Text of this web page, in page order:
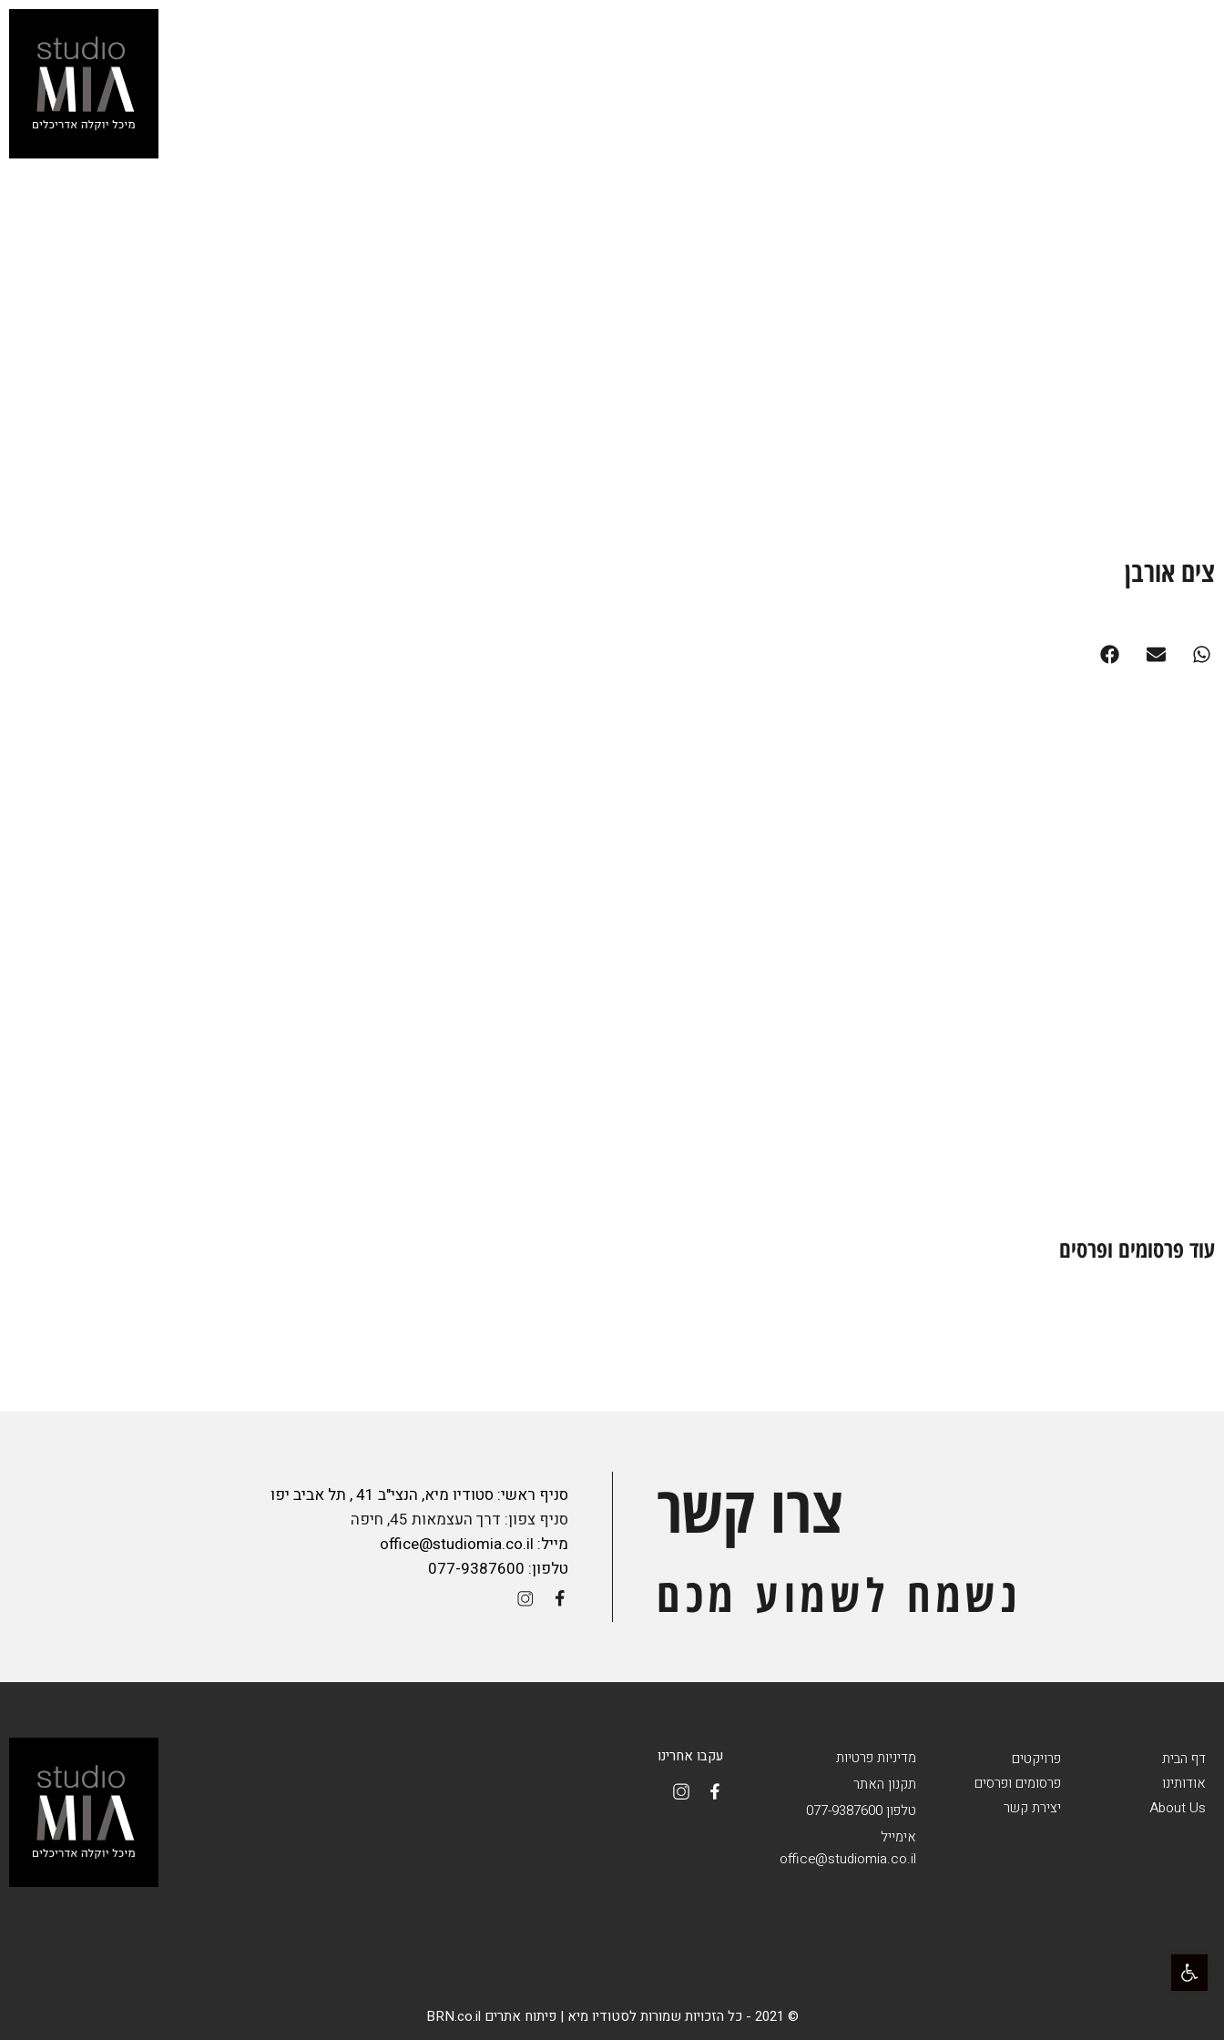
פתח סרגל נגישות
צים אורבן
עוד פרסומים ופרסים
צרו קשר
נשמח לשמוע מכם
סניף ראשי: סטודיו מיא, הנצי"ב 41 , תל אביב יפו
סניף צפון: דרך העצמאות 45, חיפה
מייל: office@studiomia.co.il
טלפון: 077-9387600
דף הבית
אודותינו
About Us
פרויקטים
פרסומים ופרסים
יצירת קשר
מדיניות פרטיות
תקנון האתר
טלפון 077-9387600
אימייל
office@studiomia.co.il
עקבו אחרינו
© 2021 - כל הזכויות שמורות לסטודיו מיא | פיתוח אתרים BRN.co.il